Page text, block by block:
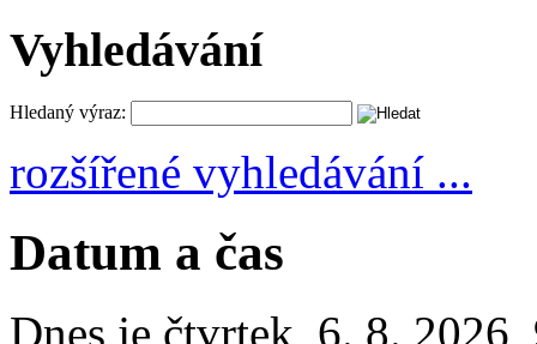
Vyhledávání
Hledaný výraz:
rozšířené vyhledávání ...
Datum a čas
Dnes je čtvrtek, 6. 8. 2026,